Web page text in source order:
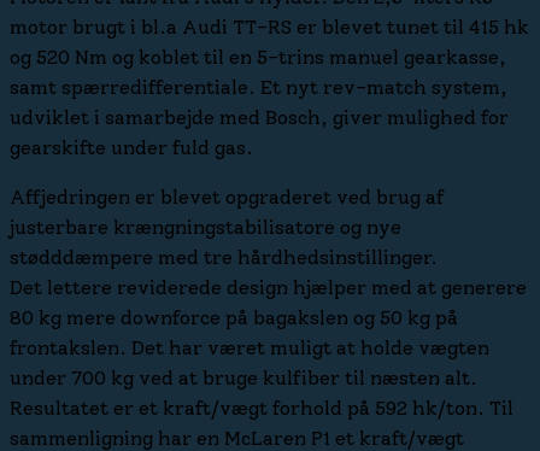
motor brugt i bl.a Audi TT-RS er blevet tunet til 415 hk
og 520 Nm og koblet til en 5-trins manuel gearkasse,
samt spærredifferentiale. Et nyt rev-match system,
udviklet i samarbejde med Bosch, giver mulighed for
gearskifte under fuld gas.
Affjedringen er blevet opgraderet ved brug af
justerbare krængningstabilisatore og nye
stødddæmpere med tre hårdhedsinstillinger.
Det lettere reviderede design hjælper med at generere
80 kg mere downforce på bagakslen og 50 kg på
frontakslen. Det har været muligt at holde vægten
under 700 kg ved at bruge kulfiber til næsten alt.
Resultatet er et kraft/vægt forhold på 592 hk/ton. Til
sammenligning har en McLaren P1 et kraft/vægt